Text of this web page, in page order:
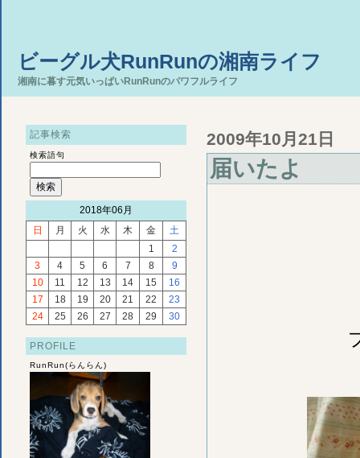
ビーグル犬RunRunの湘南ライフ
湘南に暮す元気いっぱいRunRunのパワフルライフ
記事検索
検索語句
2018年06月
日
月 火 水 木 金
土
1
2
3
4 5 6 7 8
9
10
11 12 13 14 15
16
17
18 19 20 21 22
23
24
25 26 27 28 29 30
PROFILE
RunRun(らんらん)
2009年10月21日
届いたよ